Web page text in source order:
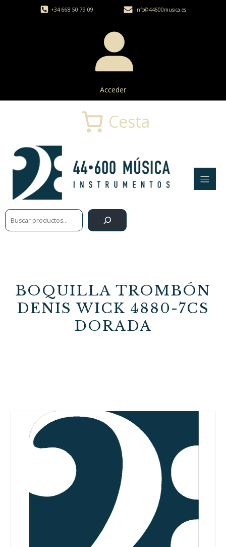
+34 668 50 79 09 info@44600musica.es
Acceder
Buscar
Cesta
BOQUILLA TROMBÓN
DENIS WICK 4880-7CS
DORADA